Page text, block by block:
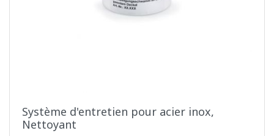
Système d'entretien pour acier inox,
Nettoyant